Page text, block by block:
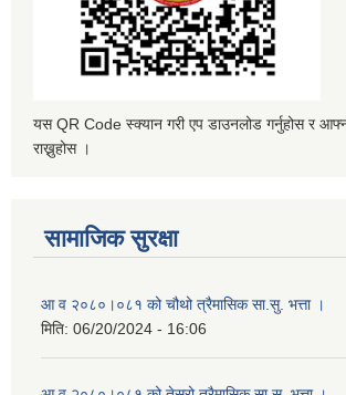
यस QR Code स्क्यान गरी एप डाउनलोड गर्नुहोस र
राख्नुहोस ।
सामाजिक सुरक्षा
आ व २०८०।०८१ को चौथो त्रैमासिक सा.सु. भत्ता ।
मिति: 06/20/2024 - 16:06